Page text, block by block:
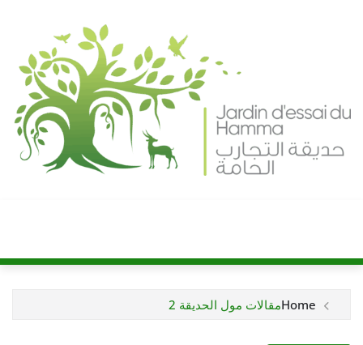
Homeمقالات مول الحديقة 2